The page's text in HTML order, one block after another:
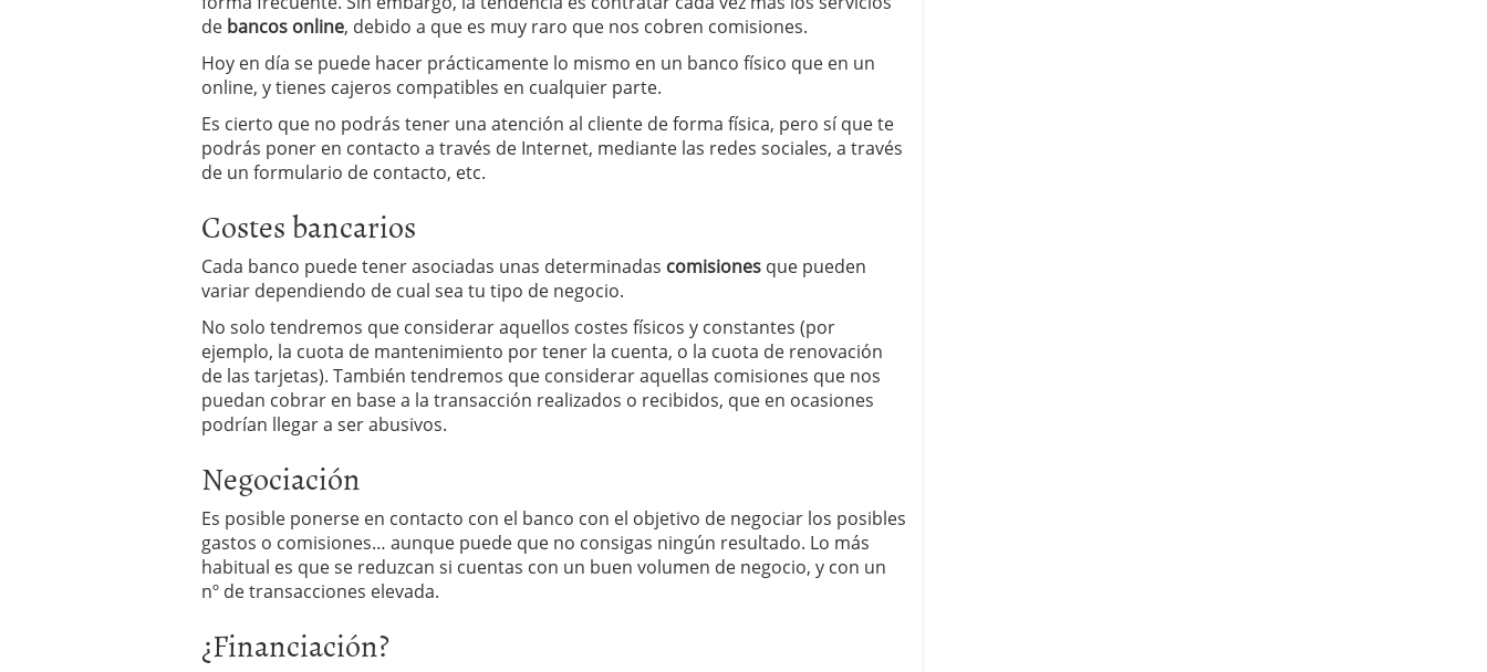
de bancos online, debido a que es muy raro que nos cobren comisiones.
Hoy en día se puede hacer prácticamente lo mismo en un banco físico que en un
online, y tienes cajeros compatibles en cualquier parte.
Es cierto que no podrás tener una atención al cliente de forma física, pero sí que te
podrás poner en contacto a través de Internet, mediante las redes sociales, a través
de un formulario de contacto, etc.
Costes bancarios
Cada banco puede tener asociadas unas determinadas comisiones que pueden
variar dependiendo de cual sea tu tipo de negocio.
No solo tendremos que considerar aquellos costes físicos y constantes (por
ejemplo, la cuota de mantenimiento por tener la cuenta, o la cuota de renovación
de las tarjetas). También tendremos que considerar aquellas comisiones que nos
puedan cobrar en base a la transacción realizados o recibidos, que en ocasiones
podrían llegar a ser abusivos.
Negociación
Es posible ponerse en contacto con el banco con el objetivo de negociar los posibles
gastos o comisiones… aunque puede que no consigas ningún resultado. Lo más
habitual es que se reduzcan si cuentas con un buen volumen de negocio, y con un
nº de transacciones elevada.
¿Financiación?